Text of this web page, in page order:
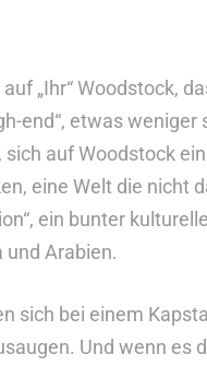
„Ihr“ Woodstock,
end“, etwas
auf Woodstock
eine Welt die nicht
ein bunter
und Arabien.
sich bei einem
Und wenn es